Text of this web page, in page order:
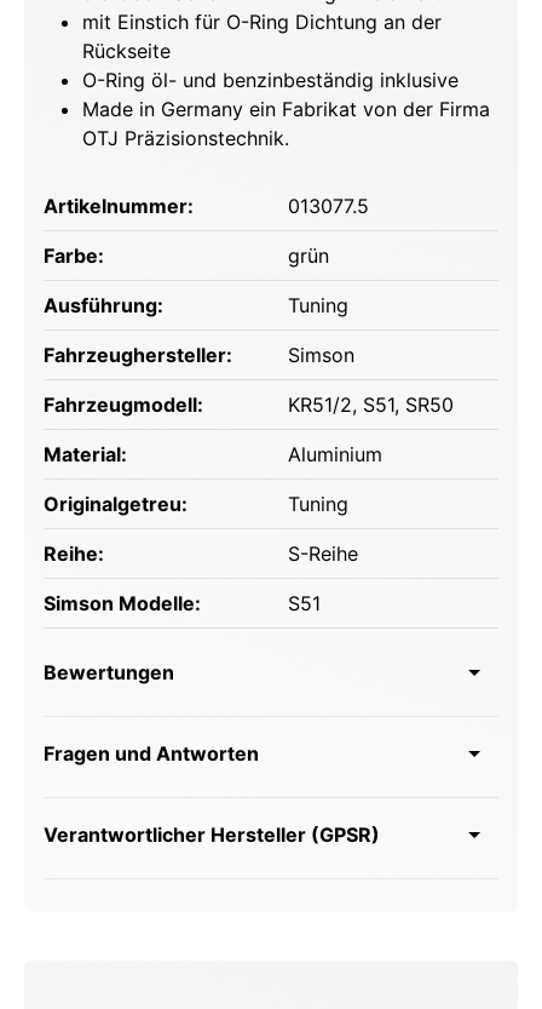
mit Einstich für O-Ring Dichtung an der
Rückseite
O-Ring öl- und benzinbeständig inklusive
Made in Germany ein Fabrikat von der Firma
OTJ Präzisionstechnik.
Artikelnummer: 013077.5
Farbe: grün
Ausführung: Tuning
Fahrzeughersteller: Simson
Fahrzeugmodell: KR51/2, S51, SR50
Material: Aluminium
Originalgetreu: Tuning
Reihe: S-Reihe
Simson Modelle: S51
Bewertungen
Fragen und Antworten
Verantwortlicher Hersteller (GPSR)